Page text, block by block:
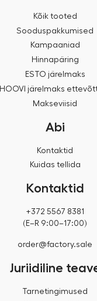
Kõik tooted
Sooduspakkumised
Kampaaniad
Hinnapäring
ESTO järelmaks
HOOVI järelmaks
Makseviisid
Abi
Kontaktid
Kuidas tellida
Kontaktid
+372 5567 8381
(E–R 9:00–17:00)
order@factory.sale
Juriidiline
Tarnetingimused